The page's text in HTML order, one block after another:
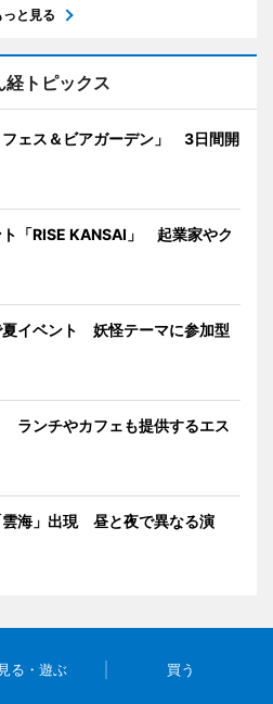
っと見る
経トピックス
フェス＆ビアガーデン」 3日間開
ト「RISE KANSAI」 起業家やク
イベント 妖怪テーマに参加型
ランチやカフェも提供するエス
雲海」出現 昼と夜で異なる演
見る・遊ぶ 買う